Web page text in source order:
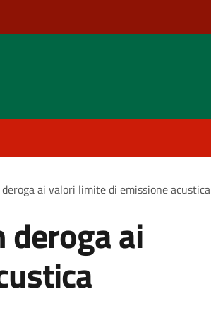
ai valori limite di emissione acustica
deroga ai